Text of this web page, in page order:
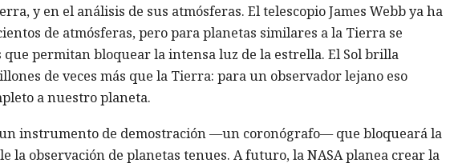
y en el análisis de sus atmósferas. El telescopio James Webb ya ha
de atmósferas, pero para planetas similares a la Tierra se
permitan bloquear la intensa luz de la estrella. El Sol brilla
de veces más que la Tierra: para un observador lejano eso
a nuestro planeta.
instrumento de demostración —un coronógrafo— que bloqueará la
la observación de planetas tenues. A futuro, la NASA planea crear la